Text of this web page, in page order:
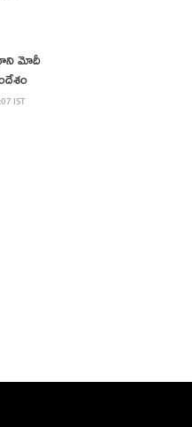
మోదీ
IST